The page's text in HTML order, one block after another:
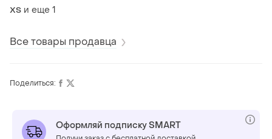
ХS и еще 1
Все товары продавца
Поделиться:
Оформляй подписку SMART